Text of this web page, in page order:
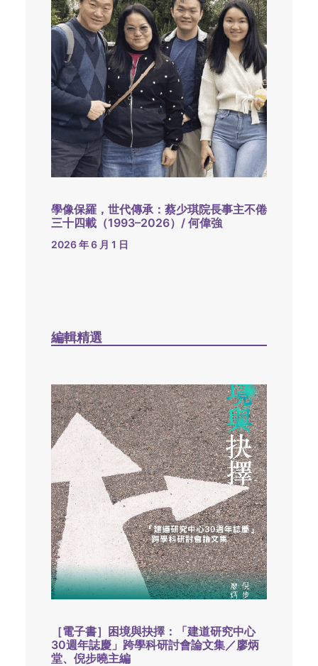
學像保羅，世代傳承：蔡少琪院長事主不倦
三十四載（1993–2026）/ 何偉強
2026 年 6 月 1 日
編輯精選
［電子書］困境與抉擇：「建道研究中心
30週年誌慶」跨學科研討會論文集／廖炳
堂、倪步曉主編